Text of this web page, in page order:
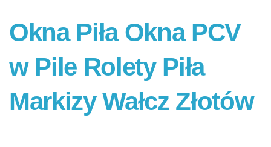
Okna Piła Okna PCV
w Pile Rolety Piła
Markizy Wałcz Złotów